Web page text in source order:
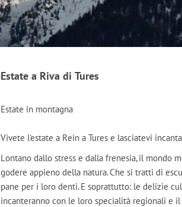
Estate a Riva di Tures
Estate in montagna
Vivete l'estate a Rein a Tures e lasciatevi
Lontano dallo stress e dalla frenesia, il mondo
godere appieno della natura. Che si tratti di
pane per i loro denti. E soprattutto: le delizie
incanteranno con le loro specialità regionali e